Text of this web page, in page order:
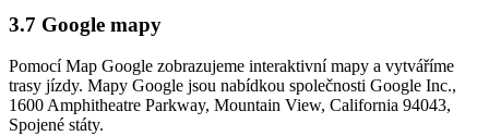
3.7 Google mapy
Pomocí Map Google zobrazujeme interaktivní mapy a vytváříme
trasy jízdy. Mapy Google jsou nabídkou společnosti Google Inc.,
1600 Amphitheatre Parkway, Mountain View, California 94043,
Spojené státy.